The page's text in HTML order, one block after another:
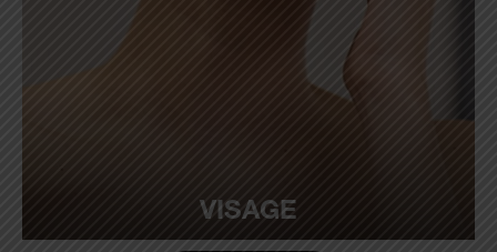
VISAGE